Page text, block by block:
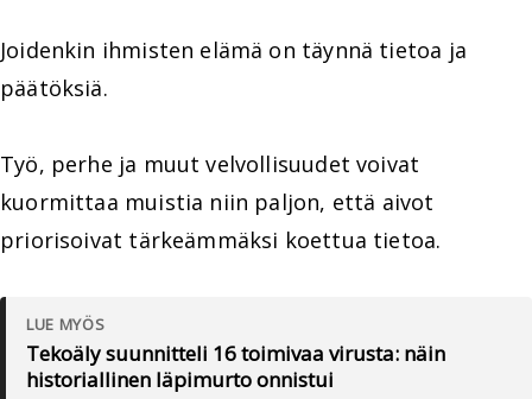
Joidenkin ihmisten elämä on täynnä tietoa ja
päätöksiä.
Työ, perhe ja muut velvollisuudet voivat
kuormittaa muistia niin paljon, että aivot
priorisoivat tärkeämmäksi koettua tietoa.
LUE MYÖS
Tekoäly suunnitteli 16 toimivaa virusta: näin
historiallinen läpimurto onnistui